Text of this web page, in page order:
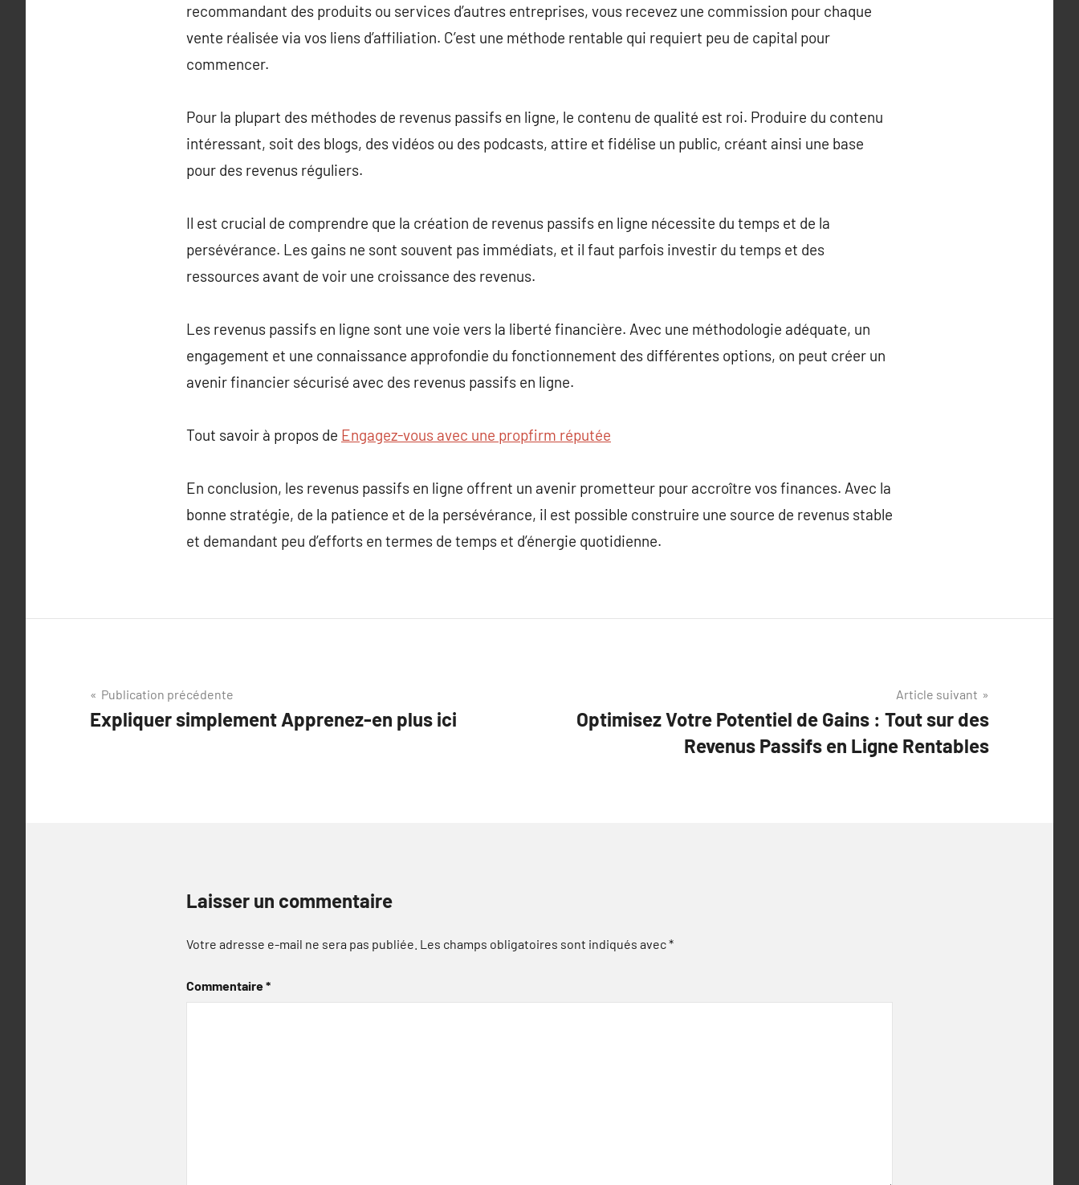
recommandant des produits ou services d’autres entreprises, vous recevez une commission pour chaque
vente réalisée via vos liens d’affiliation. C’est une méthode rentable qui requiert peu de capital pour
commencer.
Pour la plupart des méthodes de revenus passifs en ligne, le contenu de qualité est roi. Produire du contenu
intéressant, soit des blogs, des vidéos ou des podcasts, attire et fidélise un public, créant ainsi une base
pour des revenus réguliers.
Il est crucial de comprendre que la création de revenus passifs en ligne nécessite du temps et de la
persévérance. Les gains ne sont souvent pas immédiats, et il faut parfois investir du temps et des
ressources avant de voir une croissance des revenus.
Les revenus passifs en ligne sont une voie vers la liberté financière. Avec une méthodologie adéquate, un
engagement et une connaissance approfondie du fonctionnement des différentes options, on peut créer un
avenir financier sécurisé avec des revenus passifs en ligne.
Tout savoir à propos de Engagez-vous avec une propfirm réputée
En conclusion, les revenus passifs en ligne offrent un avenir prometteur pour accroître vos finances. Avec la
bonne stratégie, de la patience et de la persévérance, il est possible construire une source de revenus stable
et demandant peu d’efforts en termes de temps et d’énergie quotidienne.
Navigation
de
Publication précédente
Expliquer simplement Apprenez-en plus ici
Article suivant
Optimisez Votre Potentiel de Gains : Tout sur des
Revenus Passifs en Ligne Rentables
Laisser un commentaire
Votre adresse e-mail ne sera pas publiée. Les champs obligatoires sont indiqués avec*
Commentaire*